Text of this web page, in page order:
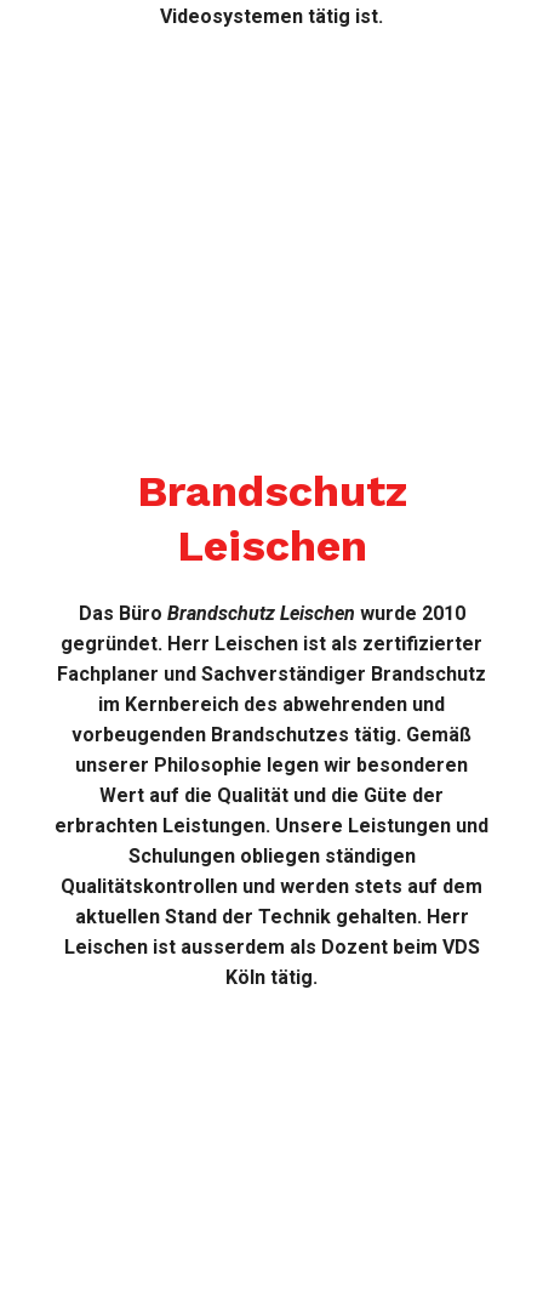
Videosystemen tätig ist.
Brandschutz
Leischen
Das Büro Brandschutz Leischen wurde 2010
gegründet. Herr Leischen ist als zertifizierter
Fachplaner und Sachverständiger Brandschutz
im Kernbereich des abwehrenden und
vorbeugenden Brandschutzes tätig. Gemäß
unserer Philosophie legen wir besonderen
Wert auf die Qualität und die Güte der
erbrachten Leistungen. Unsere Leistungen und
Schulungen obliegen ständigen
Qualitätskontrollen und werden stets auf dem
aktuellen Stand der Technik gehalten. Herr
Leischen ist ausserdem als Dozent beim VDS
Köln tätig.